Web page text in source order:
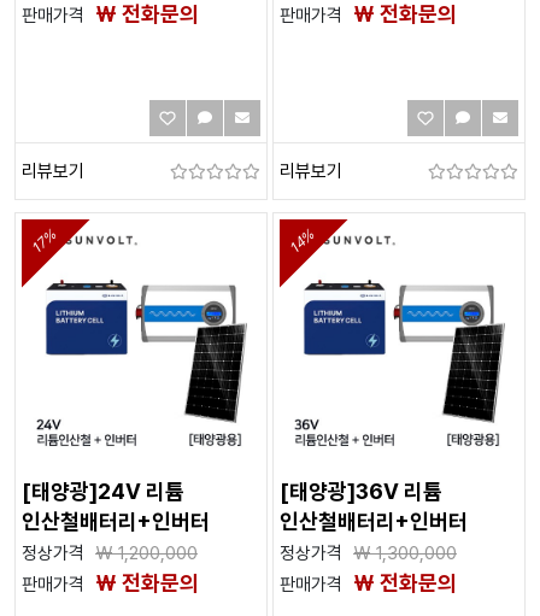
판매가격
₩ 전화문의
리뷰보기
판매가격
₩ 전화문의
리뷰보기
17%
[태양광]24V 리튬
인산철배터리+인버터
정상가격 ₩1,200,000
판매가격
₩ 전화문의
14%
[태양광]36V 리튬
인산철배터리+인버터
정상가격 ₩1,300,000
판매가격
₩ 전화문의